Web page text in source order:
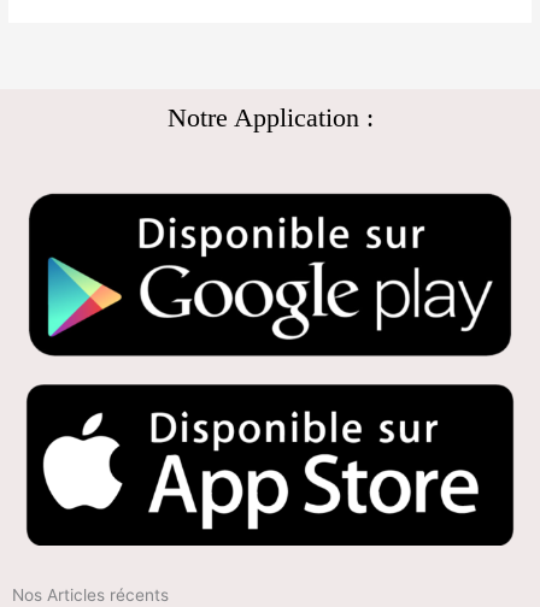
Notre Application :
Nos Articles récents